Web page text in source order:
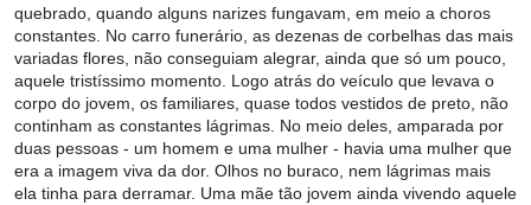
quebrado, quando alguns narizes fungavam, em meio a choros
constantes. No carro funerário, as dezenas de corbelhas das mais
variadas flores, não conseguiam alegrar, ainda que só um pouco,
aquele tristíssimo momento. Logo atrás do veículo que levava o
corpo do jovem, os familiares, quase todos vestidos de preto, não
continham as constantes lágrimas. No meio deles, amparada por
duas pessoas - um homem e uma mulher - havia uma mulher que
era a imagem viva da dor. Olhos no buraco, nem lágrimas mais
ela tinha para derramar. Uma mãe tão jovem ainda vivendo aquele